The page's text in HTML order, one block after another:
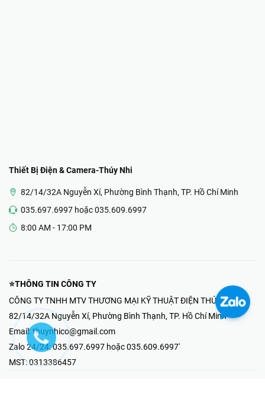
Thiết Bị Điện & Camera-Thúy Nhi
82/14/32A Nguyễn Xí, Phường Bình Thạnh, TP. Hồ Chí Minh
035.697.6997 hoặc 035.609.6997
8:00 AM - 17:00 PM
⭐THÔNG TIN CÔNG TY
CÔNG TY TNHH MTV THƯƠNG MẠI KỸ THUẬT ĐIỆN THÚY NHI
82/14/32A Nguyễn Xí, Phường Bình Thạnh, TP. Hồ Chí Minh
Email: thuynhico@gmail.com
Zalo 24/24:035.697.6997 hoặc 035.609.6997'
MST:0313386457